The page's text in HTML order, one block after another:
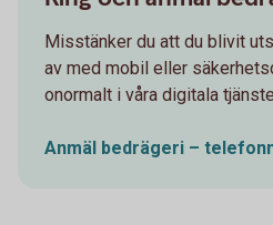
Misstänker du att du blivit
av med mobil eller
onormalt i våra digitala
Anmäl bedrägeri –